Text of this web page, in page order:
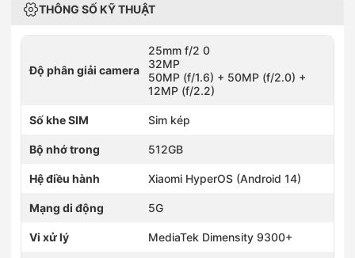
THÔNG SỐ KỸ THUẬT
Độ phân giải camera
25mm f/2 0
32MP
50MP (f/1.6) + 50MP (f/2.0) +
12MP (f/2.2)
Số khe SIM Sim kép
Bộ nhớ trong 512GB
Hệ điều hành Xiaomi HyperOS (Android 14)
Mạng di động 5G
Vi xử lý MediaTek Dimensity 9300+